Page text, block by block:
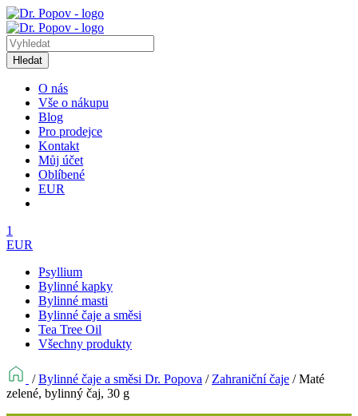
Hledat
O nás
Vše o nákupu
Blog
Pro prodejce
Kontakt
Můj účet
Oblíbené
EUR
1
EUR
Psyllium
Bylinné kapky
Bylinné masti
Bylinné čaje a směsi
Tea Tree Oil
Všechny produkty
/Bylinné čaje a směsi Dr. Popova / Zahraniční čaje /Maté
zelené, bylinný čaj, 30 g